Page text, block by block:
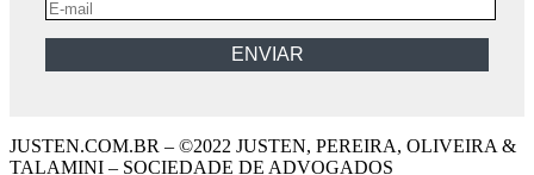
JUSTEN.COM.BR – ©2022 JUSTEN, PEREIRA, OLIVEIRA &
TALAMINI – SOCIEDADE DE ADVOGADOS